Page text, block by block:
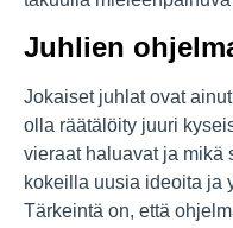
Juhlien
Jokaiset juhlat ovat
olla räätälöity juuri
vieraat haluavat ja mikä
kokeilla uusia ideoita ja
Tärkeintä on, että